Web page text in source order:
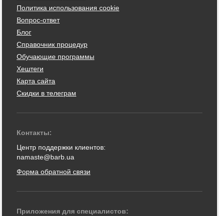
Политика использования cookie
Вопрос-ответ
Блог
Справочник процедур
Обучающие программы
Хештеги
Карта сайта
Скидки в телеграм
Контакты:
Центр поддержки клиентов:
namaste@barb.ua
Форма обратной связи
Приложения для специалистов: